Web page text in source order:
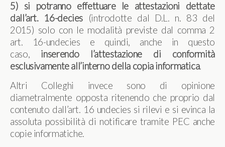
5) si potranno effettuare le attestazioni dettate
dall’art. 16-decies (introdotte dal D.L. n. 83 del
2015) solo con le modalità previste dal comma 2
art. 16-undecies e quindi, anche in questo
caso, inserendo l’attestazione di conformità
esclusivamente all’interno della copia informatica.
Altri Colleghi invece sono di opinione
diametralmente opposta ritenendo che proprio dal
contenuto dall’art. 16 undecies si rilevi e si evinca la
assoluta possibilità di notificare tramite PEC anche
copie informatiche.